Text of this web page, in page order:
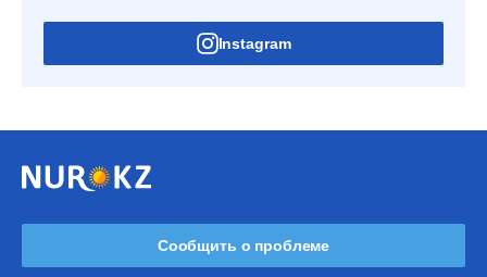
Instagram
Сообщить о проблеме